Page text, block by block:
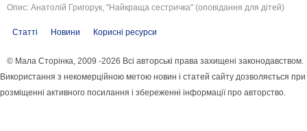
Опис: Анатолій Григорук, "Найкраща сестричка" (оповідання для дітей)
Статті Новини Корисні ресурси
© Мала Сторінка, 2009 -2026 Всі авторські права захищені законодавством.
Використання з некомерційною метою новин і статей сайту дозволяється при
розміщенні активного посилання і збереженні інформації про авторство.